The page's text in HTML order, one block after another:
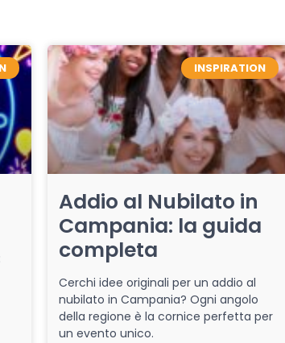
INSPIRATION
Addio al Nubilato in
Campania: la guida
completa
Cerchi idee originali per un addio al
nubilato in Campania? Ogni angolo
della regione è la cornice perfetta per
un evento unico.